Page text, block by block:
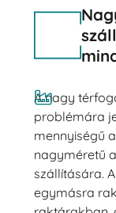
A nagy
problémára
mennyiségű
nagyméretű
szállítására.
egymásra